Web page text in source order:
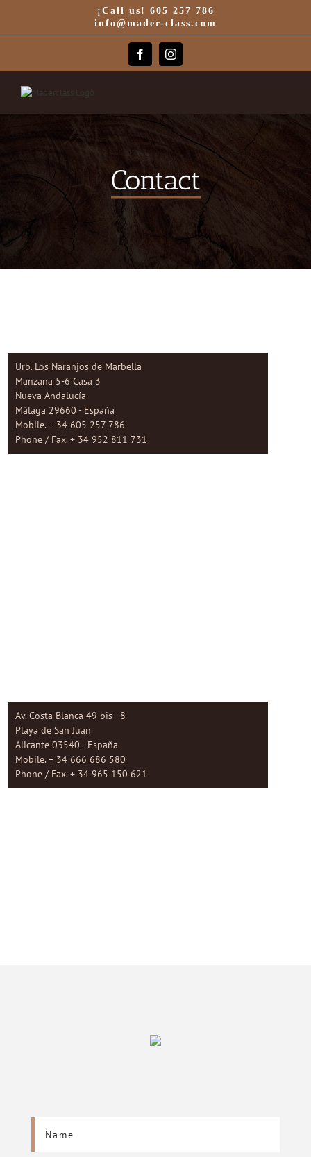
content
¡Call us! 605 257 786
info@mader-class.com
FacebookInstagram
Contact
Urb. Los Naranjos de Marbella
Manzana 5-6 Casa 3
Nueva Andalucía
Málaga 29660 - España
Mobile. + 34 605 257 786
Phone / Fax. + 34 952 811 731
Av. Costa Blanca 49 bis - 8
Playa de San Juan
Alicante 03540 - España
Mobile. + 34 666 686 580
Phone / Fax. + 34 965 150 621